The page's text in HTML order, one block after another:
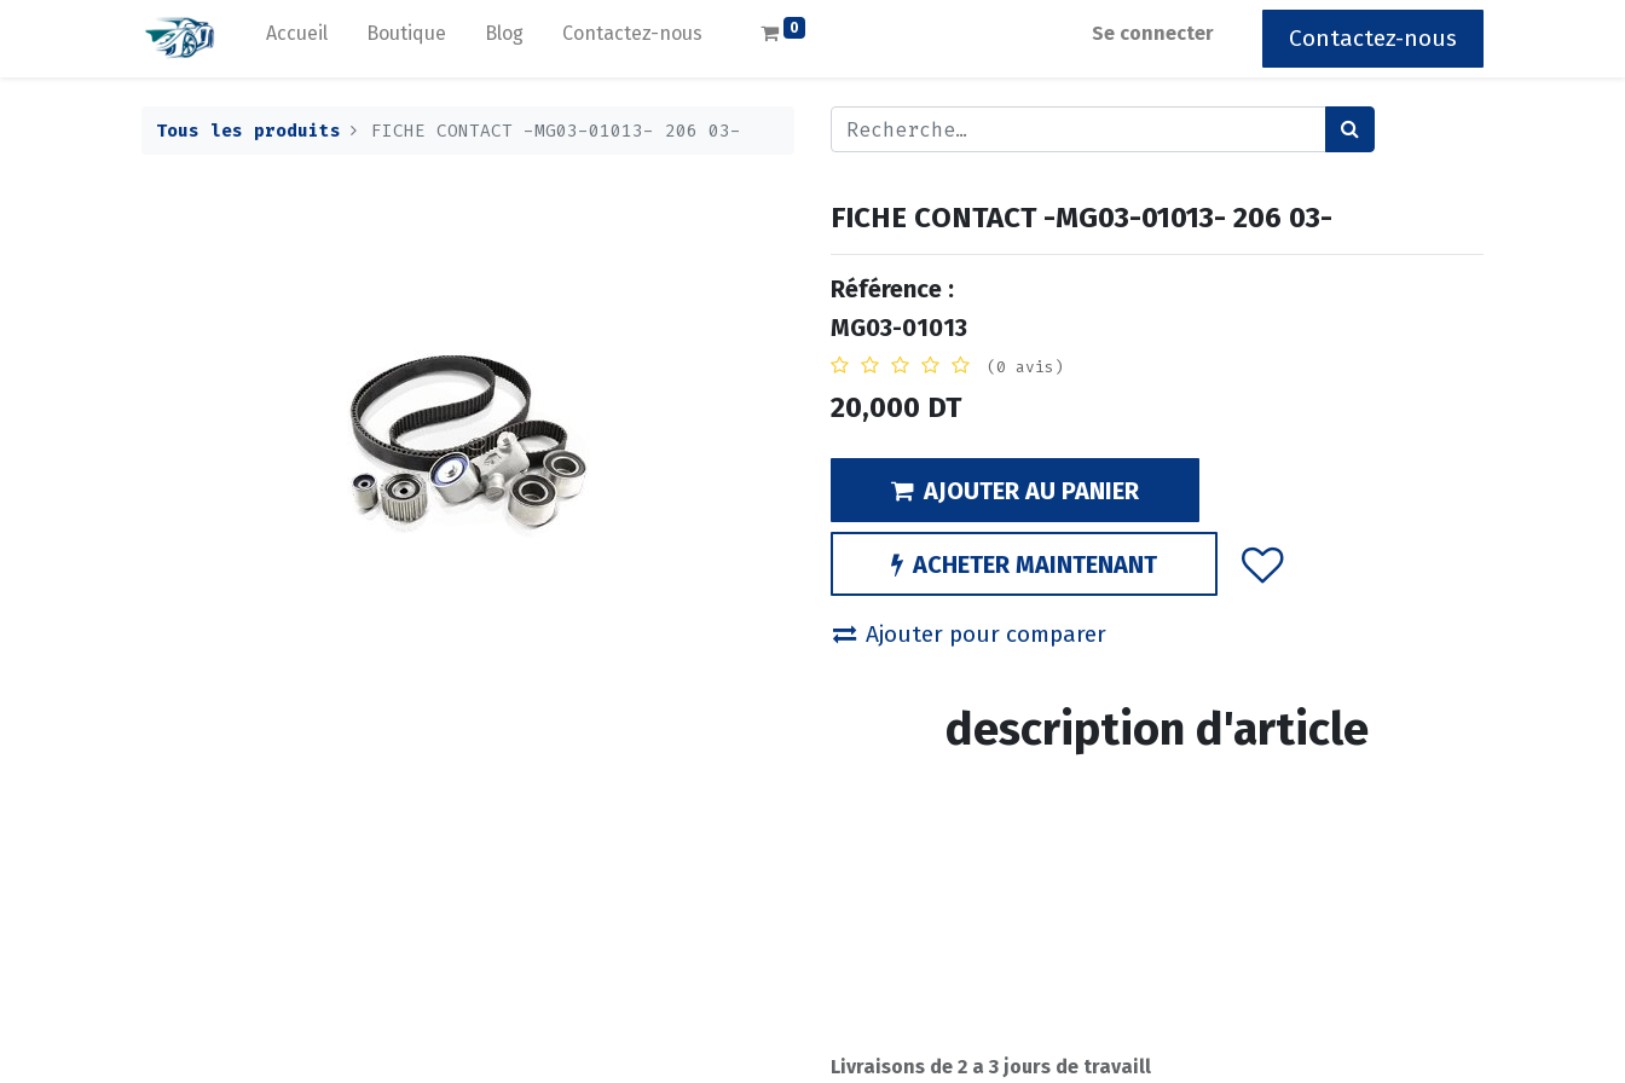
Accueil Boutique Blog Contactez-nous 0 Se connecter Contactez-nous
Tous les produits FICHE CONTACT -MG03-01013- 206 03-
FICHE CONTACT -MG03-01013- 206 03-
Référence :
MG03-01013
(0 avis)
20,000 DT
AJOUTER AU PANIER
ACHETER MAINTENANT
Ajouter pour comparer
description d'article
Livraisons de 2 a 3 jours de travaill